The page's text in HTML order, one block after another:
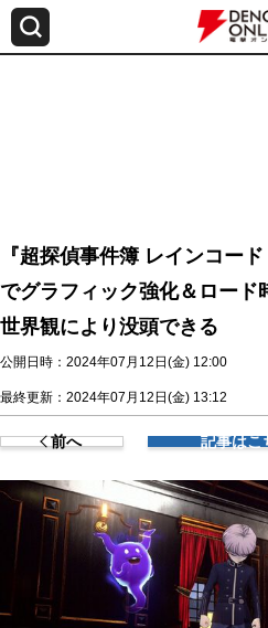
『超探偵事件簿 レインコー
でグラフィック強化＆ロード
世界観により没頭できる
公開日時：2024年07月12日(金) 12:00
最終更新：2024年07月12日(金) 13:12
前へ 記事はこ